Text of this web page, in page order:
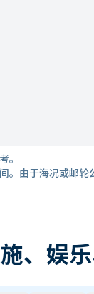
。
。由于海况或邮轮
、娱